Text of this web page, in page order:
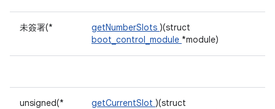
未簽署(* getNumberSlots )(struct
boot_control_module *module)
unsigned(* getCurrentSlot )(struct